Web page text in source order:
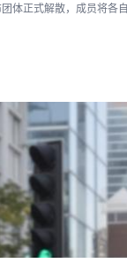
体正式解散，成员将各